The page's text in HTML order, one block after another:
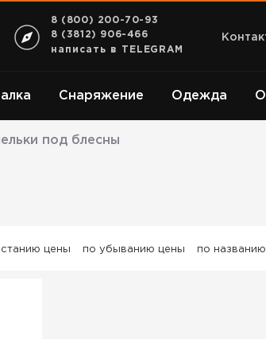
8 (800) 200-70-93
8 (3812) 906-466
написать в TELEGRAM
Снаряжение Одежда
под блесны
цены по убыванию цены по названию